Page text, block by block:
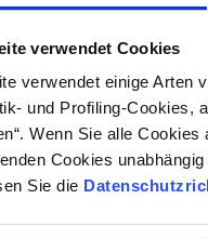
verwendet Cookies
verwendet einige Arten
und Profiling-Cookies,
Wenn Sie alle
Cookies
Sie die